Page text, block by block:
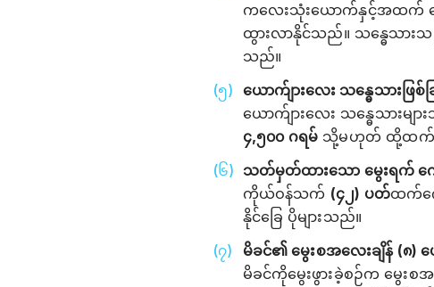
ကလေးသုံးယောက်နှင့်အထက် မွေ
ထွားလာနိုင်သည်။ သန္ဓေသား
သည်။
ယောက်ျားလေး သန္ဓေသားဖြစ်ခ
ယောက်ျားလေး သန္ဓေသားမ
၄,၅၀၀ ဂရမ် သို့မဟုတ် ထို့ထက်ပိုသ
သတ်မှတ်ထားသော မွေးရက် ကျ
ကိုယ်ဝန်သက် (၄၂) ပတ်ထက်က
နိုင်ခြေ ပိုများသည်။
မိခင်၏ မွေးစအလေးချိန် (၈) ပေ
မိခင်ကိုမွေးဖွားခဲ့စဉ်က မွေးစအ